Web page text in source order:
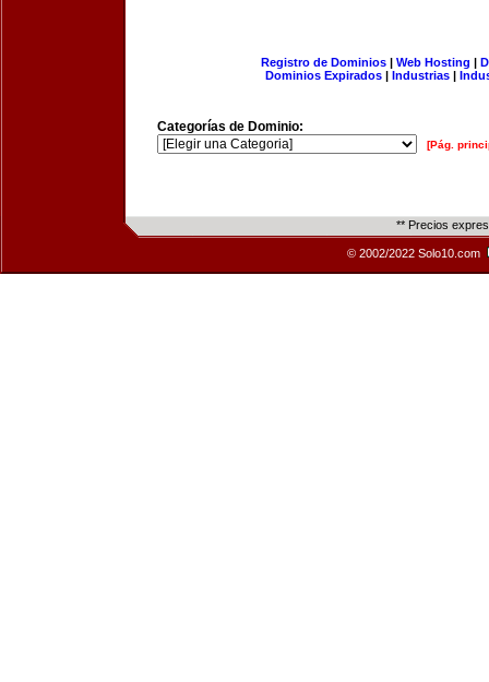
Registro de Dominios| Web Hosting |
Dominios Expirados | Industrias |
Categorías de Dominio:
[Pág.
** Precios
© 2002/2022 Solo10.com